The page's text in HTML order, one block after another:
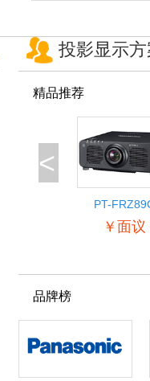
投影显示
精品推荐
<
PT-
￥面议
品牌榜